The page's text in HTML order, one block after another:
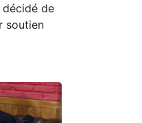
décidé de
soutien